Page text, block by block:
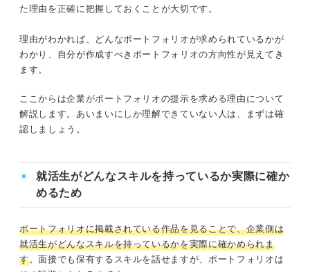
た理由を正確に把握しておくことが大切です。
理由がわかれば、どんなポートフォリオが求められているかが
わかり、自分が作成すべきポートフォリオの方向性が見えてき
ます。
ここからは企業がポートフォリオの提示を求める理由について
解説します。あいまいにしか理解できていない人は、まずは確
認しましょう。
就活生がどんなスキルを持っているか実際に確か
めるため
ポートフォリオに掲載されている作品を見ることで、企業側は
就活生がどんなスキルを持っているかを実際に確かめられま
す。面接でも保有するスキルを話せますが、ポートフォリオは